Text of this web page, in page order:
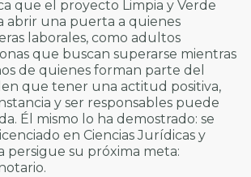
que el proyecto Limpia y Verde
abrir una puerta a quienes
laborales, como adultos
que buscan superarse mientras
de quienes forman parte del
que tener una actitud positiva,
y ser responsables puede
Él mismo lo ha demostrado: se
en Ciencias Jurídicas y
persigue su próxima meta: